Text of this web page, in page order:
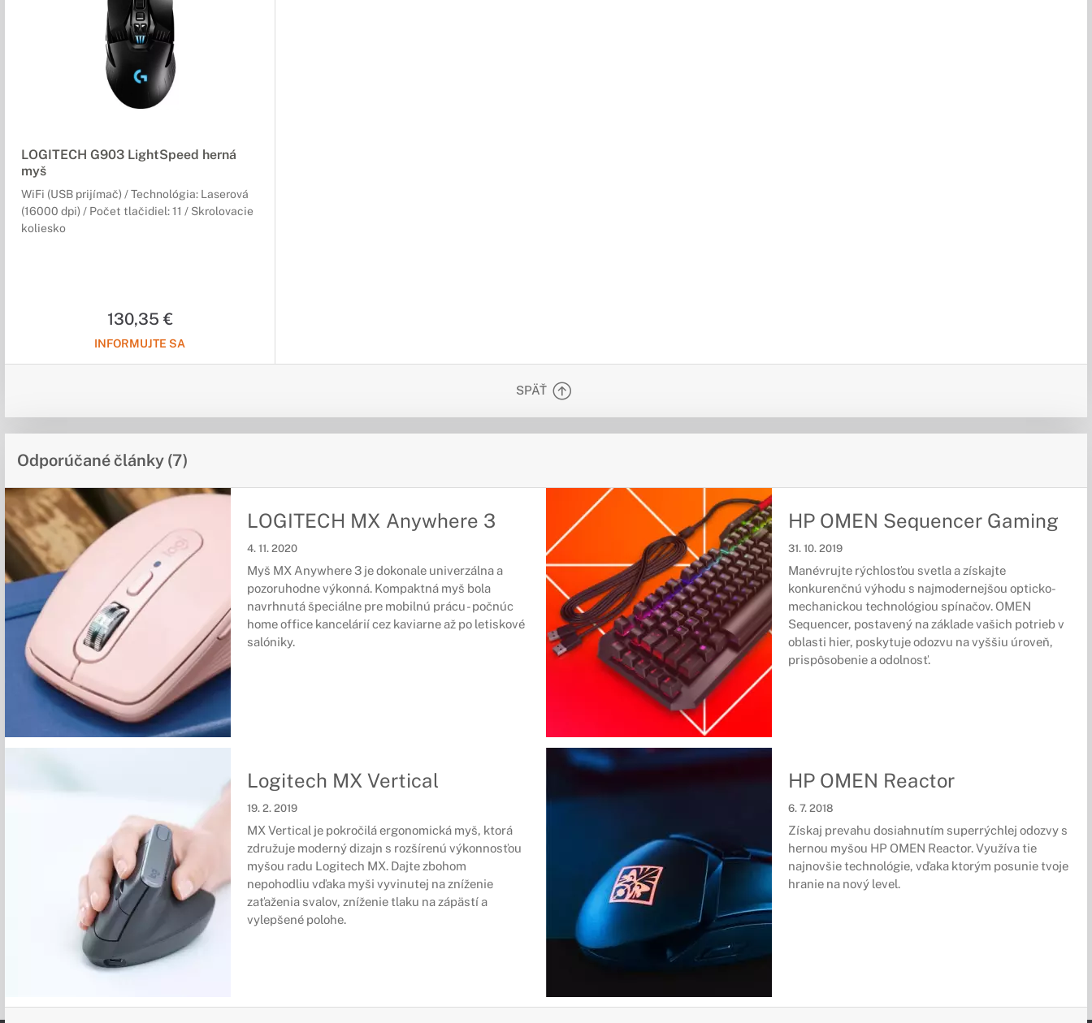
LOGITECH G903 LightSpeed herná
myš
WiFi (USB prijímač) / Technológia: Laserová
(16000 dpi) / Počet tlačidiel: 11 / Skrolovacie
koliesko
130,35 €
INFORMUJTE SA
SPÄŤ
Odporúčané články (7)
LOGITECH MX Anywhere 3
4. 11. 2020
Myš MX Anywhere 3 je dokonale univerzálna a
pozoruhodne výkonná. Kompaktná myš bola
navrhnutá špeciálne pre mobilnú prácu - počnúc
home office kancelárií cez kaviarne až po letiskové
salóniky.
HP OMEN Sequencer Gaming
31. 10. 2019
Manévrujte rýchlosťou svetla a získajte
konkurenčnú výhodu s najmodernejšou opticko-
mechanickou technológiou spínačov. OMEN
Sequencer, postavený na základe vašich potrieb v
oblasti hier, poskytuje odozvu na vyššiu úroveň,
prispôsobenie a odolnosť.
Logitech MX Vertical
19. 2. 2019
MX Vertical je pokročilá ergonomická myš, ktorá
združuje moderný dizajn s rozšírenú výkonnosťou
myšou radu Logitech MX. Dajte zbohom
nepohodliu vďaka myši vyvinutej na zníženie
zaťaženia svalov, zníženie tlaku na zápästí a
vylepšené polohe.
HP OMEN Reactor
6. 7. 2018
Získaj prevahu dosiahnutím superrýchlej odozvy s
hernou myšou HP OMEN Reactor. Využíva tie
najnovšie technológie, vďaka ktorým posunie tvoje
hranie na nový level.